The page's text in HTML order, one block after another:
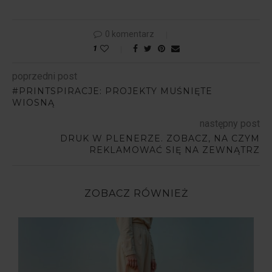
0 komentarz
1
poprzedni post
#PRINTSPIRACJE: PROJEKTY MUŚNIĘTE
WIOSNĄ
następny post
DRUK W PLENERZE. ZOBACZ, NA CZYM
REKLAMOWAĆ SIĘ NA ZEWNĄTRZ
ZOBACZ RÓWNIEŻ